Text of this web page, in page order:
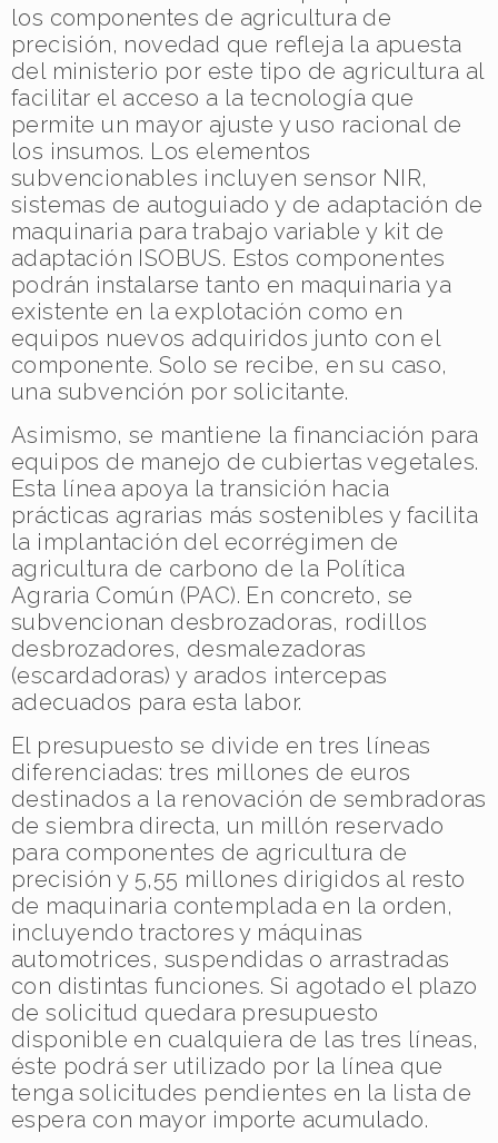
los componentes de agricultura de
precisión, novedad que refleja la apuesta
del ministerio por este tipo de agricultura al
facilitar el acceso a la tecnología que
permite un mayor ajuste y uso racional de
los insumos. Los elementos
subvencionables incluyen sensor NIR,
sistemas de autoguiado y de adaptación de
maquinaria para trabajo variable y kit de
adaptación ISOBUS. Estos componentes
podrán instalarse tanto en maquinaria ya
existente en la explotación como en
equipos nuevos adquiridos junto con el
componente. Solo se recibe, en su caso,
una subvención por solicitante.
Asimismo, se mantiene la financiación para
equipos de manejo de cubiertas vegetales.
Esta línea apoya la transición hacia
prácticas agrarias más sostenibles y facilita
la implantación del ecorrégimen de
agricultura de carbono de la Política
Agraria Común (PAC). En concreto, se
subvencionan desbrozadoras, rodillos
desbrozadores, desmalezadoras
(escardadoras) y arados intercepas
adecuados para esta labor.
El presupuesto se divide en tres líneas
diferenciadas: tres millones de euros
destinados a la renovación de sembradoras
de siembra directa, un millón reservado
para componentes de agricultura de
precisión y 5,55 millones dirigidos al resto
de maquinaria contemplada en la orden,
incluyendo tractores y máquinas
automotrices, suspendidas o arrastradas
con distintas funciones. Si agotado el plazo
de solicitud quedara presupuesto
disponible en cualquiera de las tres líneas,
éste podrá ser utilizado por la línea que
tenga solicitudes pendientes en la lista de
espera con mayor importe acumulado.